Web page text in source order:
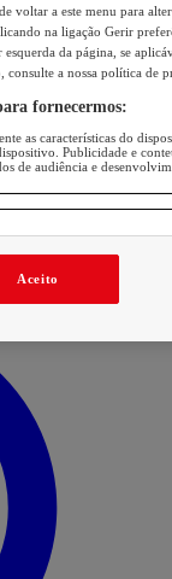
voltar a este menu para
na ligação Gerir
da página, se
consulte a nossa política de
fornecermos:
as características do
Publicidade e
de audiência e
Aceito